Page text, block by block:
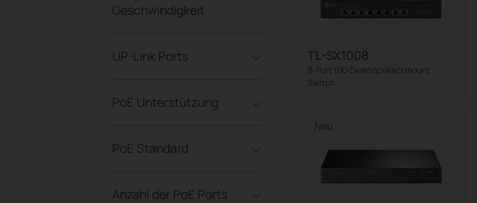
Geschwindigkeit
UP-Link Ports
PoE Unterstützung
PoE Standard
Anzahl der PoE Ports
TL-SX1008
8-Port 10G Desktop/Rackmount
Switch
Neu